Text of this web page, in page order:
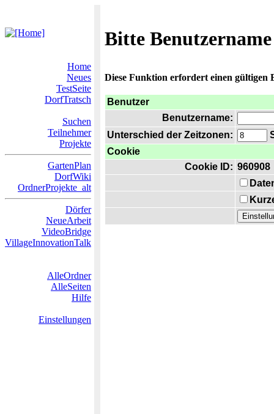
Bitte
Home
Neues
TestSeite
DorfTratsch
Suchen
Teilnehmer
Projekte
GartenPlan
DorfWiki
OrdnerProjekte_alt
Dörfer
NeueArbeit
VideoBridge
VillageInnovationTalk
AlleOrdner
AlleSeiten
Hilfe
Einstellungen
Diese Funktion erfordert einen gültigen
Benutzer
Benutzername:
Unterschied der Zeitzonen:
Cookie
Cookie ID: 960908